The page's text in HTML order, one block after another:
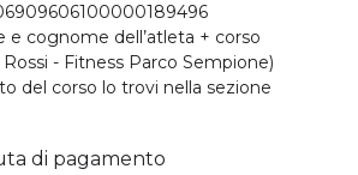
e cognome dell’atleta + corso
- Fitness Parco Sempione)
del corso lo trovi nella sezione
di pagamento